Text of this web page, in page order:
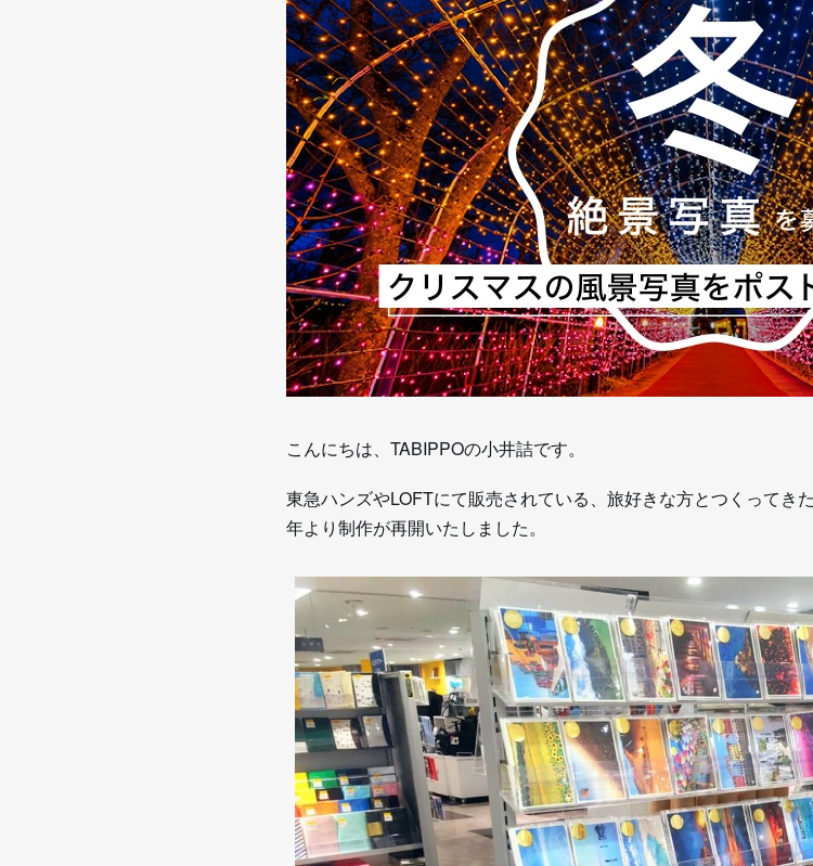
こんにちは、TABIPPOの小井詰です。
東急ハンズやLOFTにて販売されている、旅好きな方とつくってきた
年より制作が再開いたしました。